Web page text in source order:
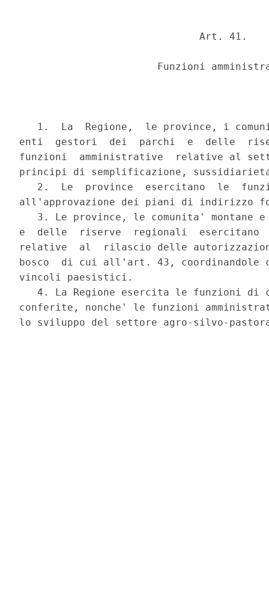
                              Art. 41.
Funzioni
1.  La  Regione,  le province, i
enti  gestori  dei  parchi  e  delle
funzioni  amministrative  relative al
principi di semplificazione,
2.  Le  province  esercitano  le
all'approvazione dei piani di
3. Le province, le comunita' montane
e  delle  riserve  regionali  esercitano
relative  al  rilascio delle
bosco  di cui all'art. 43, coordinandole
vincoli paesistici.
4. La Regione esercita le funzioni di
conferite, nonche' le funzioni